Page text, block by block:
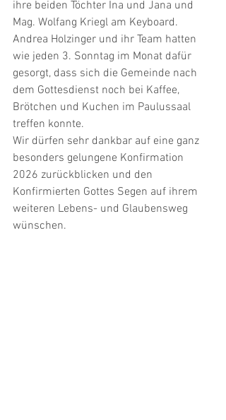
ihre beiden Töchter Ina und Jana und
Mag. Wolfang Kriegl am Keyboard.
Andrea Holzinger und ihr Team hatten
wie jeden 3. Sonntag im Monat dafür
gesorgt, dass sich die Gemeinde nach
dem Gottesdienst noch bei Kaffee,
Brötchen und Kuchen im Paulussaal
treffen konnte.
Wir dürfen sehr dankbar auf eine ganz
besonders gelungene Konfirmation
2026 zurückblicken und den
Konfirmierten Gottes Segen auf ihrem
weiteren Lebens- und Glaubensweg
wünschen.